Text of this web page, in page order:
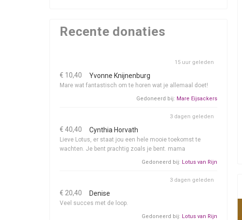
Recente donaties
€ 10,40 Yvonne Knijnenburg
Mare wat fantastisch om te horen wat je allemaal doet!
15 uur geleden
Gedoneerd bij: Mare Eijsackers
€ 40,40 Cynthia Horvath
Lieve Lotus, er staat jou een hele mooie toekomst te
wachten. Je bent prachtig zoals je bent. mama
3 dagen geleden
Gedoneerd bij: Lotus van Rijn
€ 20,40 Denise
Veel succes met de loop.
3 dagen geleden
Gedoneerd bij: Lotus van Rijn